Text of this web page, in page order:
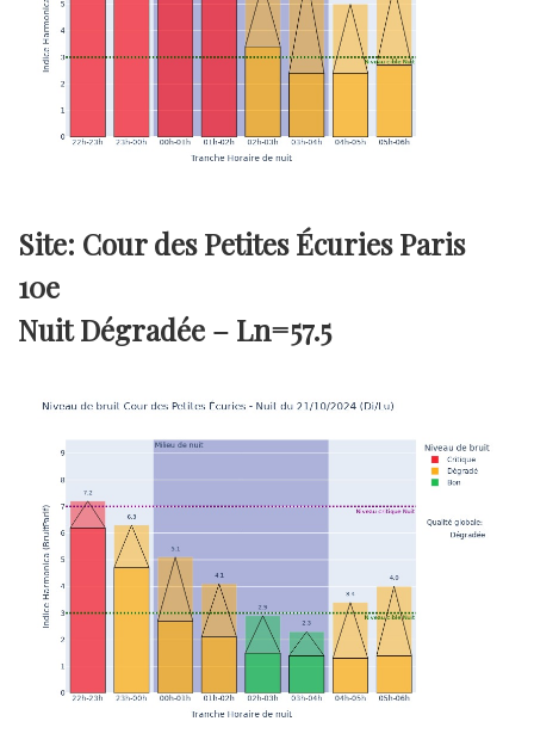
Site: Cour des Petites Écuries Paris
10e
Nuit Dégradée – Ln=57.5